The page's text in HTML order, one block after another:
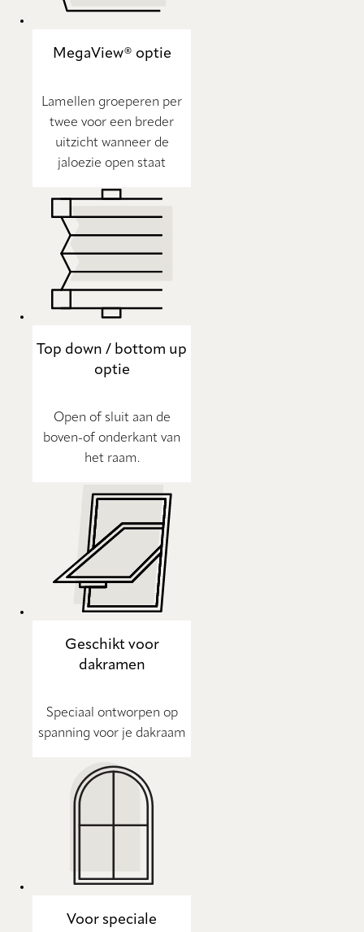
MegaView® optie
Lamellen groeperen per
twee voor een breder
uitzicht wanneer de
jaloezie open staat
Top down / bottom up
optie
Open of sluit aan de
boven-of onderkant van
het raam.
Geschikt voor
dakramen
Speciaal ontworpen op
spanning voor je dakraam
Voor speciale